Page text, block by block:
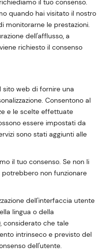
il tuo consenso.
quando hai visitato il nostro
monitorarne le prestazioni.
dell'afflusso, a
richiesto il consenso
sito web di fornire una
Consentono al
e le scelte effettuate
essere impostati da
sono stati aggiunti alle
il tuo consenso. Se non li
non funzionare
dell'interfaccia utente
lingua o della
considerato che tale
intrinseco e previsto del
dell'utente.